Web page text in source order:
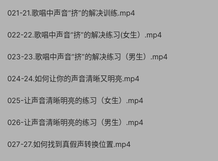
021-21.歌唱中声音“挤”的解决训练.mp4
022-22.歌唱中声音“挤”的解决练习(女生）.mp4
023-23.歌唱中声音“挤”的解决练习（男生）.mp4
024-24.如何让你的声音清晰又明亮.mp4
025-让声音清晰明亮的练习（女生）.mp4
026-让声音清晰明亮的练习（男生）.mp4
027-27.如何找到真假声转换位置.mp4